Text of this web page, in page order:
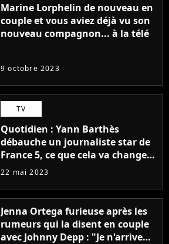
Marine Lorphelin de nouveau en
couple et vous aviez déjà vu son
nouveau compagnon... à la télé
9 octobre 2023
TV
Quotidien : Yann Barthès
débauche un journaliste star de
France 5, ce que cela va changer
à la rentrée
22 mai 2023
Jenna Ortega furieuse après les
rumeurs qui la disent en couple
avec Johnny Depp : "Je n'arrive